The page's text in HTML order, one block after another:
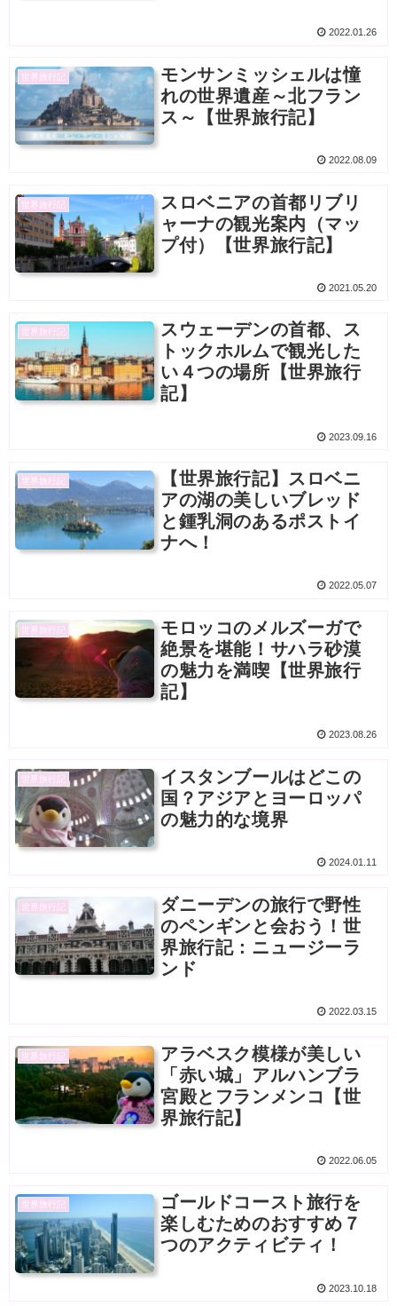
2022.01.26
世界旅行記
モンサンミッシェルは憧
れの世界遺産～北フラン
ス～【世界旅行記】
2022.08.09
世界旅行記
スロベニアの首都リブリ
ャーナの観光案内（マッ
プ付）【世界旅行記】
2021.05.20
世界旅行記
スウェーデンの首都、ス
トックホルムで観光した
い４つの場所【世界旅行
記】
2023.09.16
世界旅行記
【世界旅行記】スロベニ
アの湖の美しいブレッド
と鍾乳洞のあるポストイ
ナへ！
2022.05.07
世界旅行記
モロッコのメルズーガで
絶景を堪能！サハラ砂漠
の魅力を満喫【世界旅行
記】
2023.08.26
世界旅行記
イスタンブールはどこの
国？アジアとヨーロッパ
の魅力的な境界
2024.01.11
世界旅行記
ダニーデンの旅行で野性
のペンギンと会おう！世
界旅行記：ニュージーラ
ンド
2022.03.15
世界旅行記
アラベスク模様が美しい
「赤い城」アルハンブラ
宮殿とフランメンコ【世
界旅行記】
2022.06.05
世界旅行記
ゴールドコースト旅行を
楽しむためのおすすめ７
つのアクティビティ！
2023.10.18